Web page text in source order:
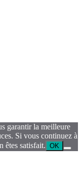
garantir la meilleure
Si vous continuez à
êtes satisfait. OK